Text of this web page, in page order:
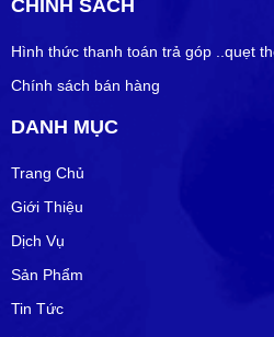
CHÍNH SÁCH
Hình thức thanh toán trả góp ..quẹt
Chính sách bán hàng
DANH MỤC
Trang Chủ
Giới Thiệu
Dịch Vụ
Sản Phẩm
Tin Tức